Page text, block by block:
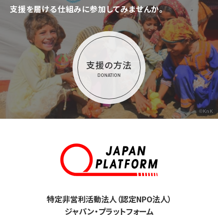
支援を届ける仕組みに参加してみませんか。
支援の方法
DONATION
©KnK
特定非営利活動法人（認定NPO法人）
ジャパン・プラットフォーム